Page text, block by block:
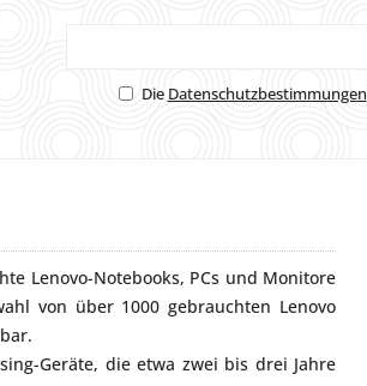
Die Datenschutzbestimmungen
Lenovo-Notebooks, PCs und Monitore
von über 1000 gebrauchten Lenovo
Geräte, die etwa zwei bis drei Jahre